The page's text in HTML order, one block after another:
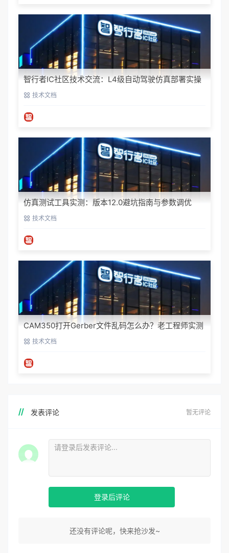
智行者IC社区技术交流：L4级自动驾驶仿真部署实操
指南技术文档
仿真测试工具实测：版本12.0避坑指南与参数调优
技术文档
CAM350打开Gerber文件乱码怎么办？老工程师实测
避坑指南
技术文档
发表评论 暂无评论
登录后评论
还没有评论呢，快来抢沙发~